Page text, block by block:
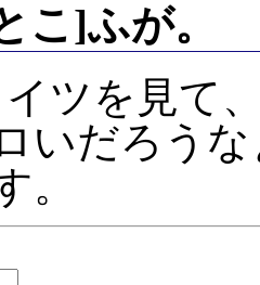
こ]ふが。
ツを見て
いだろう
。